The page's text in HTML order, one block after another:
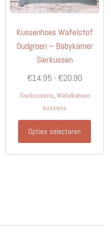
Kussenhoes Wafelstof
Oudgroen – Babykamer
Sierkussen
€14.95 - €20.90
€20.90
Sierkussens, Wafelkatoen
kussens
Opties selecteren
Dit